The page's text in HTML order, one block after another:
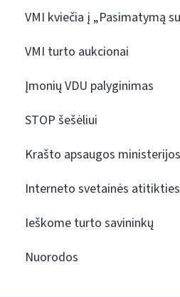
VMI kviečia į „Pasimatymą
VMI turto aukcionai
Įmonių VDU palyginimas
STOP šešėliui
Krašto apsaugos
Interneto svetainės
Ieškome turto savininkų
Nuorodos